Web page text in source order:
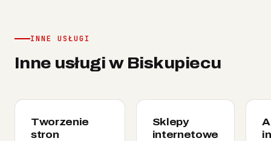
INNE USŁUGI
Inne usługi w Biskupiecu
Tworzenie
stron
Sklepy
internetowe